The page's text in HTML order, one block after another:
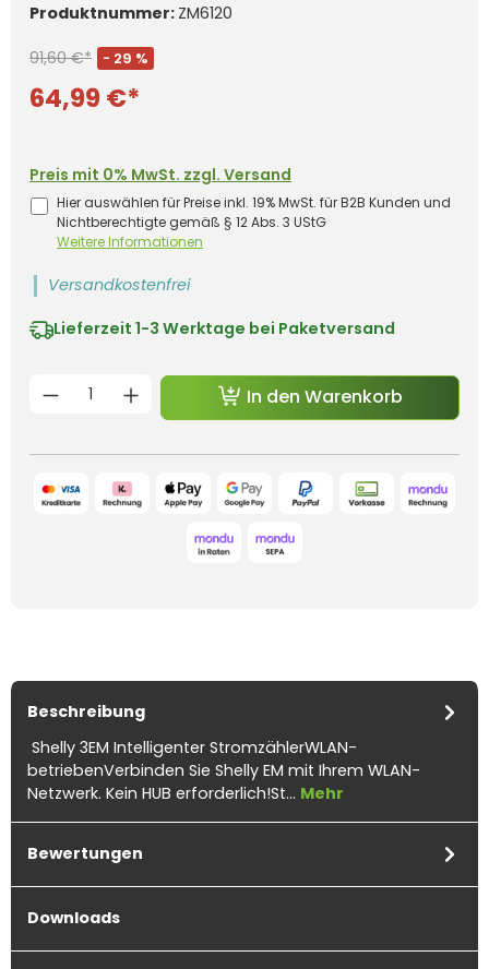
Produktnummer: ZM6120
91,60 €* - 29 %
64,99 €*
Preis mit 0% MwSt. zzgl. Versand
Hier auswählen für Preise inkl. 19% MwSt. für B2B Kunden und
Nichtberechtigte gemäß § 12 Abs. 3 UStG
Weitere Informationen
Versandkostenfrei
Lieferzeit 1-3 Werktage bei Paketversand
Produkt Anzahl: Gib den
In den Warenkorb
Beschreibung
Shelly 3EM Intelligenter StromzählerWLAN-
betriebenVerbinden Sie Shelly EM mit Ihrem WLAN-
Netzwerk. Kein HUB erforderlich!St… Mehr
Bewertungen
Downloads